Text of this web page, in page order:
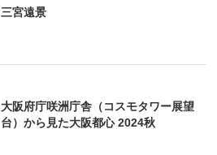
三宮遠景
大阪府庁咲洲庁舎（コスモタワー展望
台）から見た大阪都心 2024秋